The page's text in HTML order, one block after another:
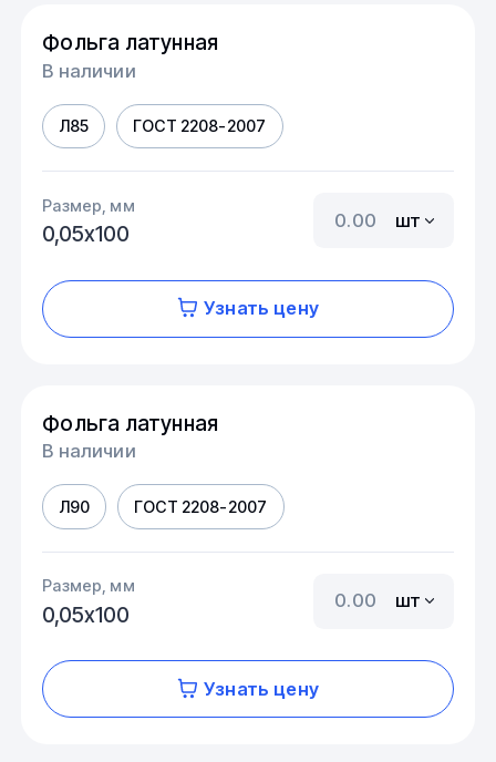
Фольга латунная
В наличии
Л85 ГОСТ 2208-2007
Размер, мм
0,05х100
шт
Узнать цену
Фольга латунная
В наличии
Л90 ГОСТ 2208-2007
Размер, мм
0,05х100
шт
Узнать цену